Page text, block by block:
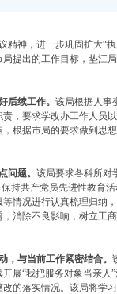
神，进一步巩固扩大“执
提出的工作目标，垫江
后续工作。 该局根据人事
，要求学改办工作人员
根据市局的要求做到思
问题。 该局要求各科所对
持共产党员先进性教育
情况进行认真梳理归纳
消除不良影响，树立工
，与当前工作紧密结合。
展“我把服务对象当亲人
的落实情况。该局将学